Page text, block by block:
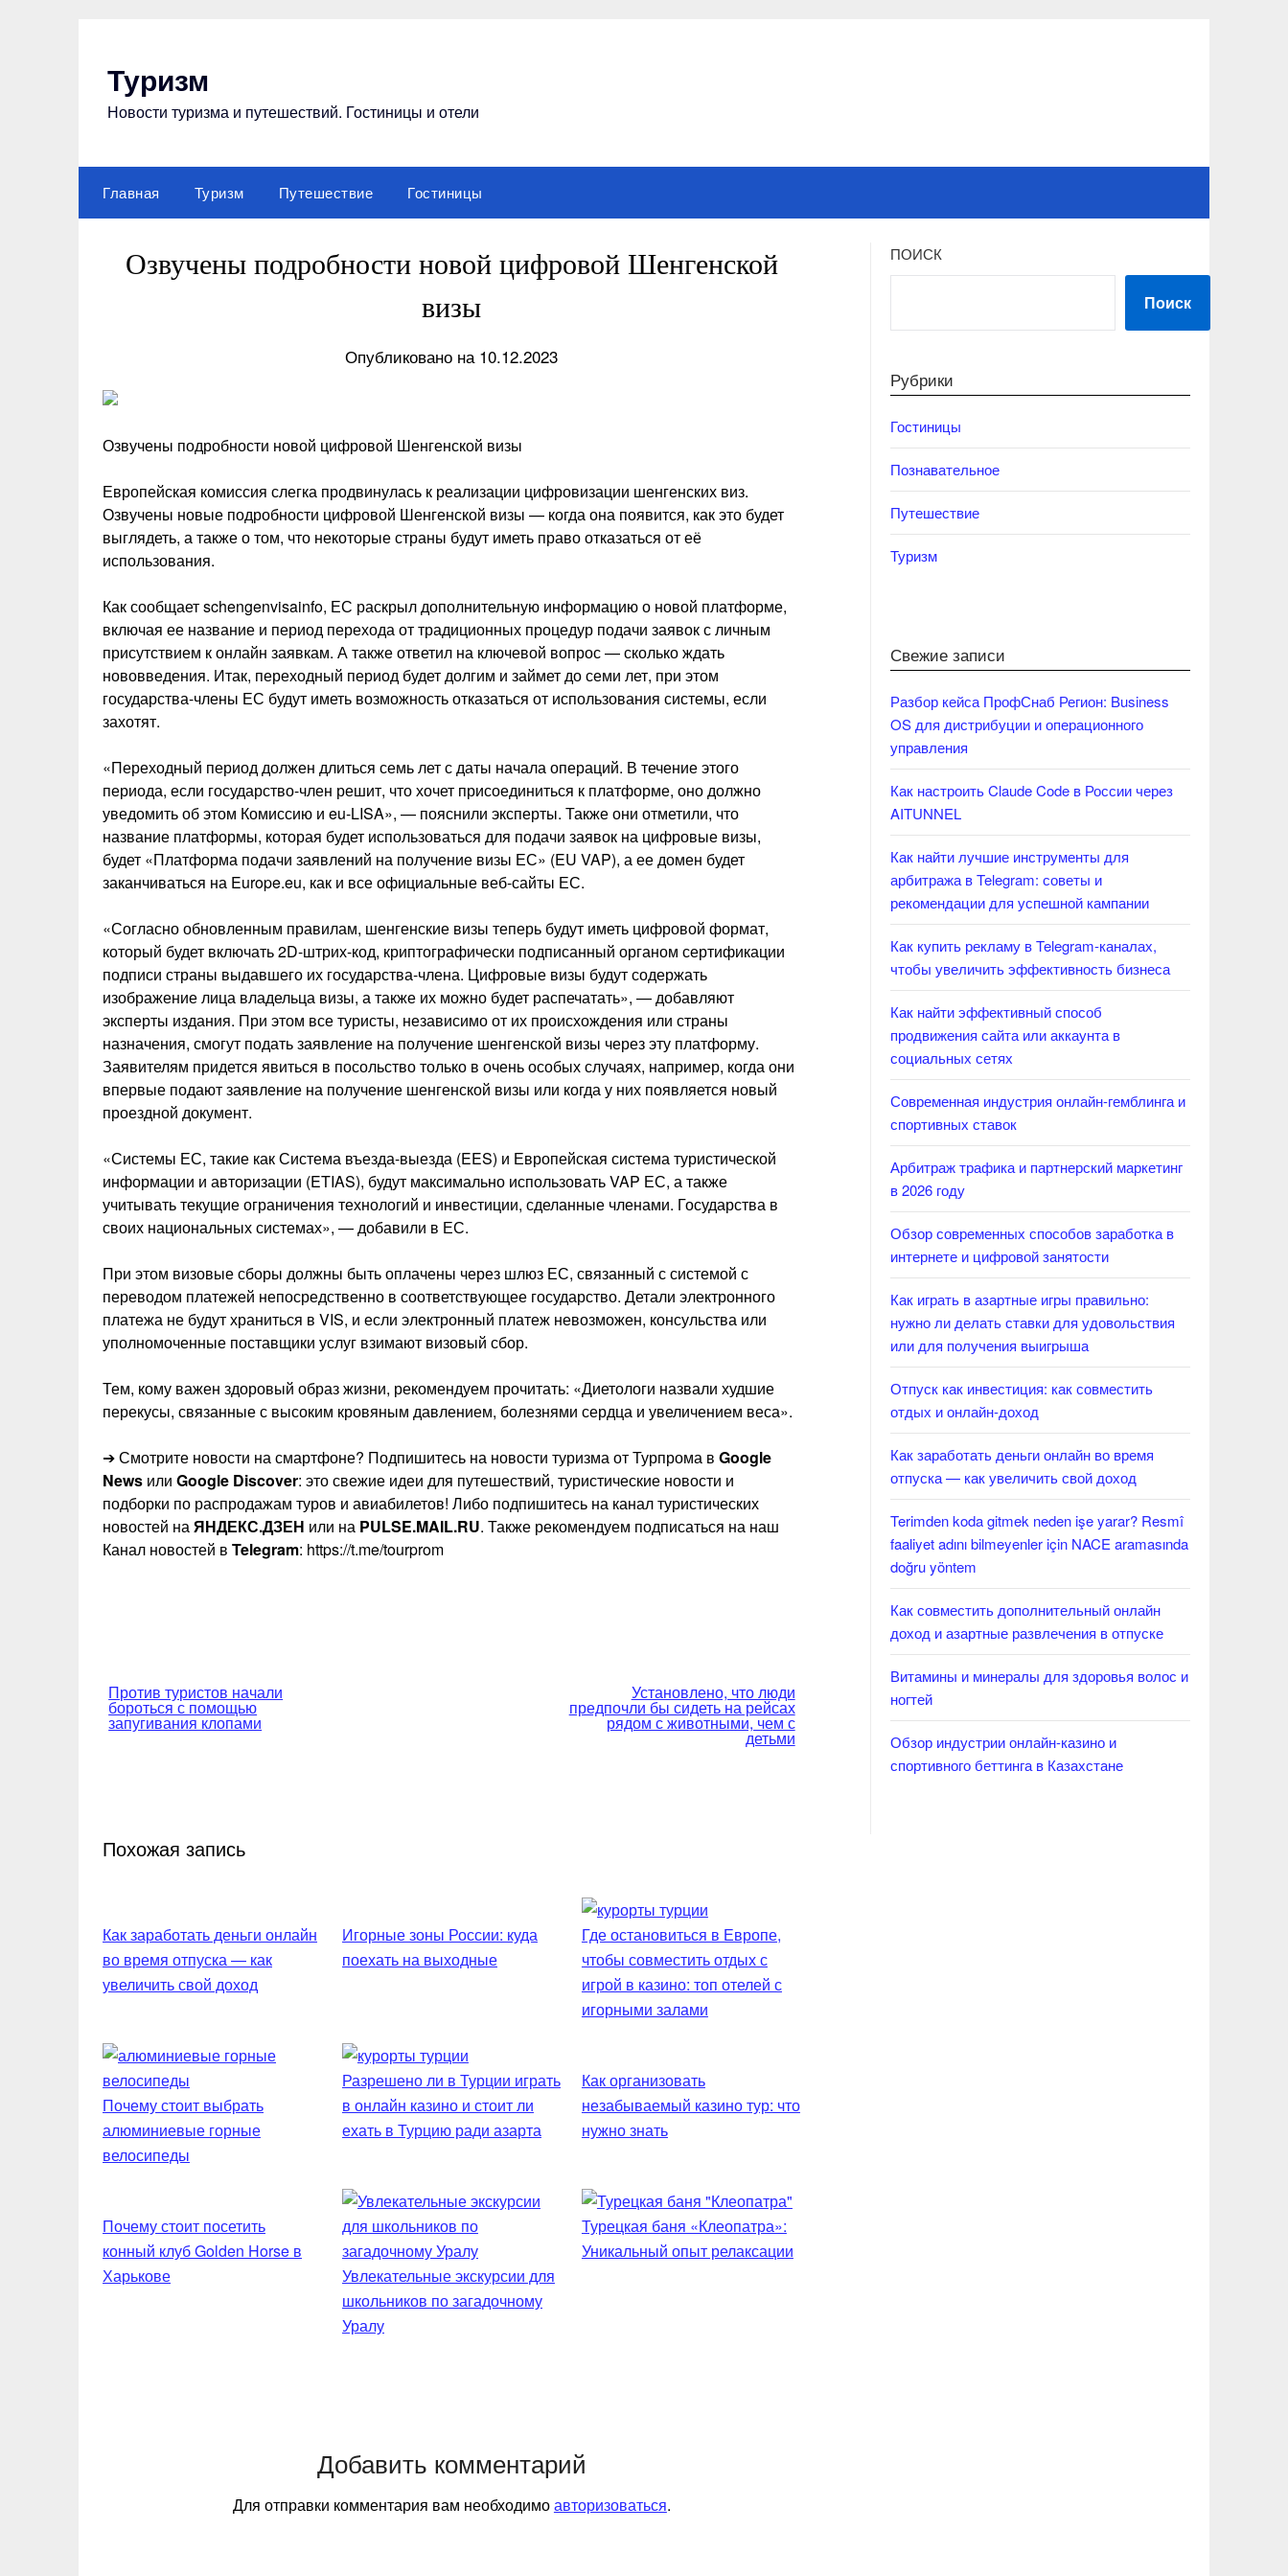
Туризм
Новости туризма и путешествий. Гостиницы и отели
Главная Туризм Путешествие Гостиницы
Озвучены подробности новой цифровой Шенгенской
визы
Опубликовано на 10.12.2023
Озвучены подробности новой цифровой Шенгенской визы
Европейская комиссия слегка продвинулась к реализации цифровизации шенгенских виз.
Озвучены новые подробности цифровой Шенгенской визы — когда она появится, как это будет
выглядеть, а также о том, что некоторые страны будут иметь право отказаться от её
использования.
Как сообщает schengenvisainfo, ЕС раскрыл дополнительную информацию о новой платформе,
включая ее название и период перехода от традиционных процедур подачи заявок с личным
присутствием к онлайн заявкам. А также ответил на ключевой вопрос — сколько ждать
нововведения. Итак, переходный период будет долгим и займет до семи лет, при этом
государства-члены ЕС будут иметь возможность отказаться от использования системы, если
захотят.
«Переходный период должен длиться семь лет с даты начала операций. В течение этого
периода, если государство-член решит, что хочет присоединиться к платформе, оно должно
уведомить об этом Комиссию и eu-LISA», — пояснили эксперты. Также они отметили, что
название платформы, которая будет использоваться для подачи заявок на цифровые визы,
будет «Платформа подачи заявлений на получение визы ЕС» (EU VAP), а ее домен будет
заканчиваться на Europe.eu, как и все официальные веб-сайты ЕС.
«Согласно обновленным правилам, шенгенские визы теперь будут иметь цифровой формат,
который будет включать 2D-штрих-код, криптографически подписанный органом сертификации
подписи страны выдавшего их государства-члена. Цифровые визы будут содержать
изображение лица владельца визы, а также их можно будет распечатать», — добавляют
эксперты издания. При этом все туристы, независимо от их происхождения или страны
назначения, смогут подать заявление на получение шенгенской визы через эту платформу.
Заявителям придется явиться в посольство только в очень особых случаях, например, когда они
впервые подают заявление на получение шенгенской визы или когда у них появляется новый
проездной документ.
«Системы ЕС, такие как Система въезда-выезда (EES) и Европейская система туристической
информации и авторизации (ETIAS), будут максимально использовать VAP ЕС, а также
учитывать текущие ограничения технологий и инвестиции, сделанные членами. Государства в
своих национальных системах», — добавили в ЕС.
При этом визовые сборы должны быть оплачены через шлюз ЕС, связанный с системой с
переводом платежей непосредственно в соответствующее государство. Детали электронного
платежа не будут храниться в VIS, и если электронный платеж невозможен, консульства или
уполномоченные поставщики услуг взимают визовый сбор.
Тем, кому важен здоровый образ жизни, рекомендуем прочитать: «Диетологи назвали худшие
перекусы, связанные с высоким кровяным давлением, болезнями сердца и увеличением веса».
➔ Смотрите новости на смартфоне? Подпишитесь на новости туризма от Турпрома в Google
News или Google Discover: это свежие идеи для путешествий, туристические новости и
подборки по распродажам туров и авиабилетов! Либо подпишитесь на канал туристических
новостей наЯНДЕКС.ДЗЕН или на PULSE.MAIL.RU. Также рекомендуем подписаться на наш
Канал новостей в Telegram: https://t.me/tourprom
Навигация
Против туристов начали
бороться с помощью
запугивания клопами
Установлено, что люди
предпочли бы сидеть на рейсах
рядом с животными, чем с
детьми
Похожая запись
Как заработать деньги онлайн
во время отпуска — как
увеличить свой доход
Игорные зоны России: куда
поехать на выходные
Где остановиться в Европе,
чтобы совместить отдых с
игрой в казино: топ отелей с
игорными залами
Почему стоит выбрать
алюминиевые горные
велосипеды
Разрешено ли в Турции играть
в онлайн казино и стоит ли
ехать в Турцию ради азарта
Как организовать
незабываемый казино тур: что
нужно знать
Почему стоит посетить
конный клуб Golden Horse в
Харькове
Увлекательные экскурсии для
школьников по загадочному
Уралу
Турецкая баня «Клеопатра»:
Уникальный опыт релаксации
Добавить комментарий
Для отправки комментария вам необходимоавторизоваться.
ПОИСК
Поиск
Рубрики
Гостиницы
Познавательное
Путешествие
Туризм
Свежие записи
Разбор кейса ПрофСнаб Регион: Business
OS для дистрибуции и операционного
управления
Как настроить Claude Code в России через
AITUNNEL
Как найти лучшие инструменты для
арбитража в Telegram: советы и
рекомендации для успешной кампании
Как купить рекламу в Telegram-каналах,
чтобы увеличить эффективность бизнеса
Как найти эффективный способ
продвижения сайта или аккаунта в
социальных сетях
Современная индустрия онлайн-гемблинга и
спортивных ставок
Арбитраж трафика и партнерский маркетинг
в 2026 году
Обзор современных способов заработка в
интернете и цифровой занятости
Как играть в азартные игры правильно:
нужно ли делать ставки для удовольствия
или для получения выигрыша
Отпуск как инвестиция: как совместить
отдых и онлайн-доход
Как заработать деньги онлайн во время
отпуска — как увеличить свой доход
Terimden koda gitmek neden işe yarar? Resmî
faaliyet adını bilmeyenler için NACE aramasında
doğru yöntem
Как совместить дополнительный онлайн
доход и азартные развлечения в отпуске
Витамины и минералы для здоровья волос и
ногтей
Обзор индустрии онлайн-казино и
спортивного беттинга в Казахстане